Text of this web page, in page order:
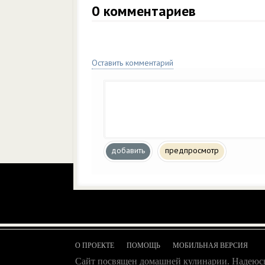
0 комментариев
Оставить комментарий
добавить предпросмотр
О ПРОЕКТЕ ПОМОЩЬ МОБИЛЬНАЯ ВЕРСИЯ
Сайт посвящен домашней кулинарии.